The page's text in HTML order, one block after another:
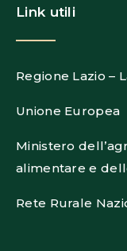
Link utili
Regione Lazio –
Unione Europea
Ministero
alimentare e
Rete Rurale